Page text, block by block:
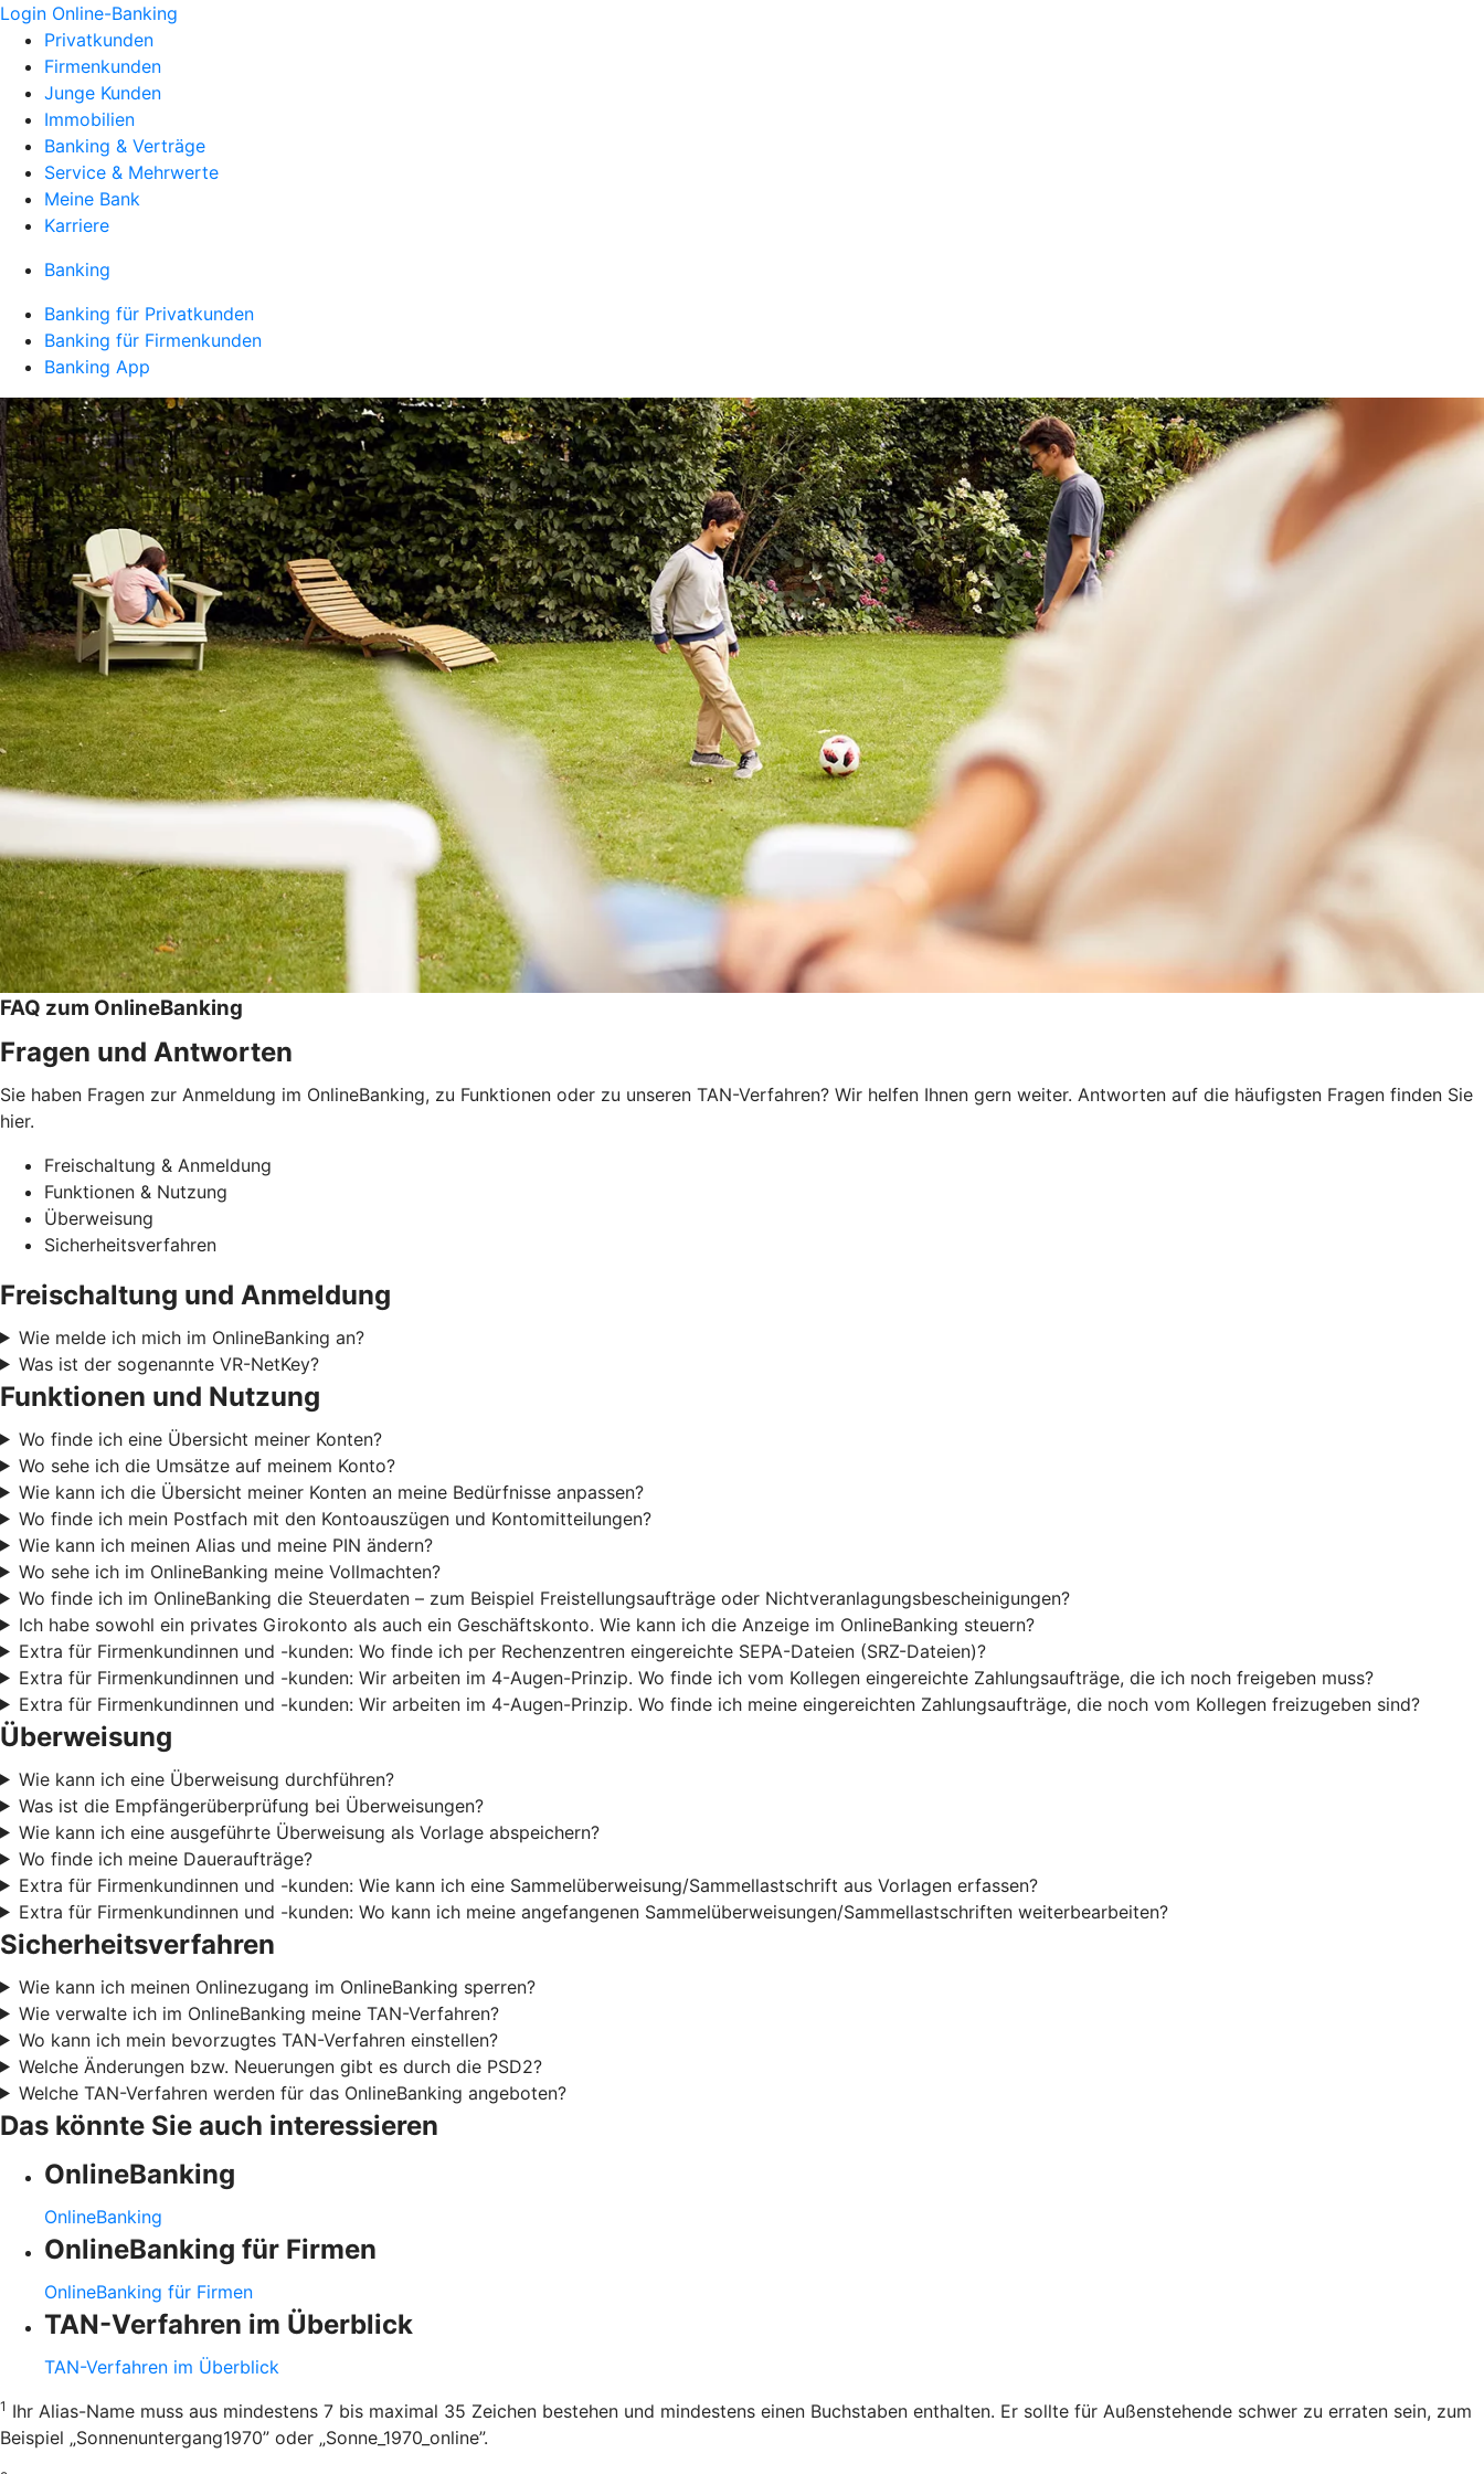
Login Online-Banking
Privatkunden
Firmenkunden
Junge Kunden
Immobilien
Banking & Verträge
Service & Mehrwerte
Meine Bank
Karriere
Banking
Banking für Privatkunden
Banking für Firmenkunden
Banking App
FAQ zum OnlineBanking
Fragen und Antworten
Sie haben Fragen zur Anmeldung im OnlineBanking, zu Funktionen oder zu unseren TAN-Verfahren? Wir helfen Ihnen gern weiter. Antworten auf die häufigsten Fragen finden Sie
hier.
Freischaltung & Anmeldung
Funktionen & Nutzung
Überweisung
Sicherheitsverfahren
Freischaltung und Anmeldung
Wie melde ich mich im OnlineBanking an?
Was ist der sogenannte VR-NetKey?
Funktionen und Nutzung
Wo finde ich eine Übersicht meiner Konten?
Wo sehe ich die Umsätze auf meinem Konto?
Wie kann ich die Übersicht meiner Konten an meine Bedürfnisse anpassen?
Wo finde ich mein Postfach mit den Kontoauszügen und Kontomitteilungen?
Wie kann ich meinen Alias und meine PIN ändern?
Wo sehe ich im OnlineBanking meine Vollmachten?
Wo finde ich im OnlineBanking die Steuerdaten – zum Beispiel Freistellungsaufträge oder Nichtveranlagungsbescheinigungen?
Ich habe sowohl ein privates Girokonto als auch ein Geschäftskonto. Wie kann ich die Anzeige im OnlineBanking steuern?
Extra für Firmenkundinnen und -kunden: Wo finde ich per Rechenzentren eingereichte SEPA-Dateien (SRZ-Dateien)?
Extra für Firmenkundinnen und -kunden: Wir arbeiten im 4-Augen-Prinzip. Wo finde ich vom Kollegen eingereichte Zahlungsaufträge, die ich noch freigeben muss?
Extra für Firmenkundinnen und -kunden: Wir arbeiten im 4-Augen-Prinzip. Wo finde ich meine eingereichten Zahlungsaufträge, die noch vom Kollegen freizugeben sind?
Überweisung
Wie kann ich eine Überweisung durchführen?
Was ist die Empfängerüberprüfung bei Überweisungen?
Wie kann ich eine ausgeführte Überweisung als Vorlage abspeichern?
Wo finde ich meine Daueraufträge?
Extra für Firmenkundinnen und -kunden: Wie kann ich eine Sammelüberweisung/Sammellastschrift aus Vorlagen erfassen?
Extra für Firmenkundinnen und -kunden: Wo kann ich meine angefangenen Sammelüberweisungen/Sammellastschriften weiterbearbeiten?
Sicherheitsverfahren
Wie kann ich meinen Onlinezugang im OnlineBanking sperren?
Wie verwalte ich im OnlineBanking meine TAN-Verfahren?
Wo kann ich mein bevorzugtes TAN-Verfahren einstellen?
Welche Änderungen bzw. Neuerungen gibt es durch die PSD2?
Welche TAN-Verfahren werden für das OnlineBanking angeboten?
Das könnte Sie auch interessieren
OnlineBanking
OnlineBanking
OnlineBanking für Firmen
OnlineBanking für Firmen
TAN-Verfahren im Überblick
TAN-Verfahren im Überblick
1 Ihr Alias-Name muss aus mindestens 7 bis maximal 35 Zeichen bestehen und mindestens einen Buchstaben enthalten. Er sollte für Außenstehende schwer zu erraten sein, zum
Beispiel „Sonnenuntergang1970” oder „Sonne_1970_online”.